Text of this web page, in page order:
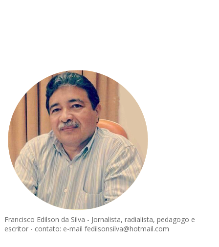
Francisco Edilson da Silva - Jornalista, radialista, pedagogo e
escritor - contato: e-mail fedilsonsilva@hotmail.com